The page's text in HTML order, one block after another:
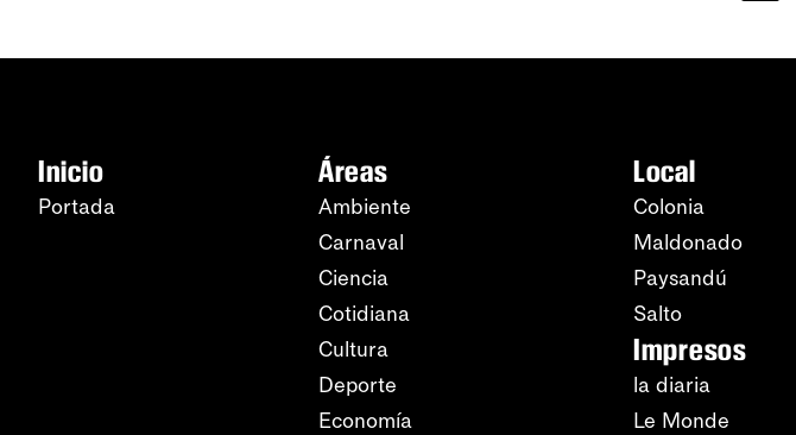
Inicio
Portada
Áreas
Ambiente
Carnaval
Ciencia
Cotidiana
Cultura
Deporte
Economía
Local
Colonia
Maldonado
Paysandú
Salto
Impresos
la diaria
Le Monde